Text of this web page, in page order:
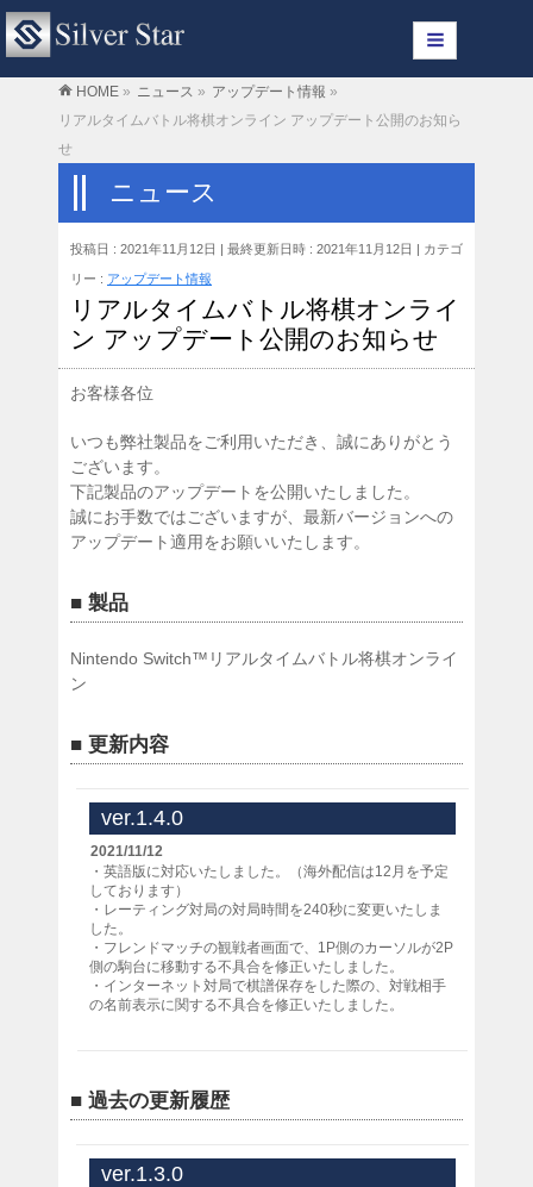
HOME » ニュース » アップデート情報 »
リアルタイムバトル将棋オンライン アップデート公開のお知ら
せ
ニュース
投稿日 : 2021年11月12日 最終更新日時 : 2021年11月12日 カテゴ
リー : アップデート情報
リアルタイムバトル将棋オンライ
ン アップデート公開のお知らせ
お客様各位
いつも弊社製品をご利用いただき、誠にありがとう
ございます。
下記製品のアップデートを公開いたしました。
誠にお手数ではございますが、最新バージョンへの
アップデート適用をお願いいたします。
■ 製品
Nintendo Switch™リアルタイムバトル将棋オンライ
ン
■ 更新内容
ver.1.4.0
2021/11/12
・英語版に対応いたしました。（海外配信は12月を予定
しております）
・レーティング対局の対局時間を240秒に変更いたしま
した。
・フレンドマッチの観戦者画面で、1P側のカーソルが2P
側の駒台に移動する不具合を修正いたしました。
・インターネット対局で棋譜保存をした際の、対戦相手
の名前表示に関する不具合を修正いたしました。
■ 過去の更新履歴
ver.1.3.0